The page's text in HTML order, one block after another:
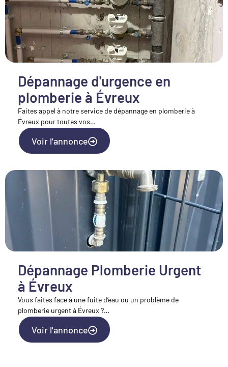
Dépannage d'urgence en
plomberie à Évreux
Faites appel à notre service de dépannage en plomberie à
Évreux pour toutes vos…
Voir l'annonce
Dépannage Plomberie Urgent
à Évreux
Vous faites face à une fuite d’eau ou un problème de
plomberie urgent à Évreux ?…
Voir l'annonce